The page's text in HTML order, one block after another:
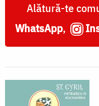
Alătură-te
WhatsApp,